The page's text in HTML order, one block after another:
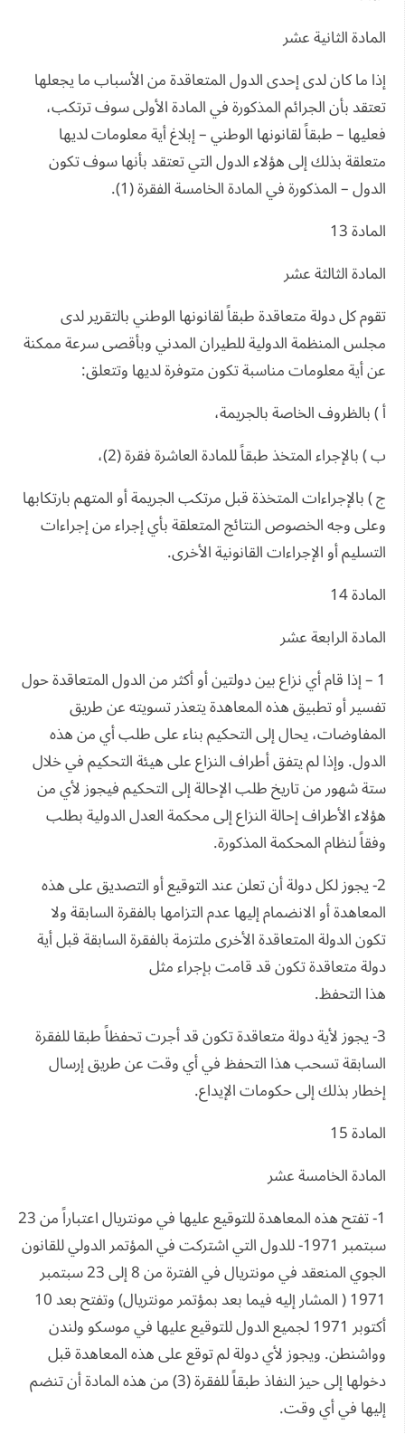
المادة الثانية عشر
إذا ما كان لدى إحدى الدول المتعاقدة من الأسباب ما يجعلها
تعتقد بأن الجرائم المذكورة في المادة الأولى سوف ترتكب،
فعليها – طبقاً لقانونها الوطني – إبلاغ أية معلومات لديها
متعلقة بذلك إلى هؤلاء الدول التي تعتقد بأنها سوف تكون
الدول – المذكورة في المادة الخامسة الفقرة (1).
المادة 13
المادة الثالثة عشر
تقوم كل دولة متعاقدة طبقاً لقانونها الوطني بالتقرير لدى
مجلس المنظمة الدولية للطيران المدني وبأقصى سرعة ممكنة
عن أية معلومات مناسبة تكون متوفرة لديها وتتعلق:
أ ) بالظروف الخاصة بالجريمة،
ب ) بالإجراء المتخذ طبقاً للمادة العاشرة فقرة (2)،
ج ) بالإجراءات المتخذة قبل مرتكب الجريمة أو المتهم بارتكابها
وعلى وجه الخصوص النتائج المتعلقة بأي إجراء من إجراءات
التسليم أو الإجراءات القانونية الأخرى.
المادة 14
المادة الرابعة عشر
1 – إذا قام أي نزاع بين دولتين أو أكثر من الدول المتعاقدة حول
تفسير أو تطبيق هذه المعاهدة يتعذر تسويته عن طريق
المفاوضات، يحال إلى التحكيم بناء على طلب أي من هذه
الدول. وإذا لم يتفق أطراف النزاع على هيئة التحكيم في خلال
ستة شهور من تاريخ طلب الإحالة إلى التحكيم فيجوز لأي من
هؤلاء الأطراف إحالة النزاع إلى محكمة العدل الدولية بطلب
وفقاً لنظام المحكمة المذكورة.
2- يجوز لكل دولة أن تعلن عند التوقيع أو التصديق على هذه
المعاهدة أو الانضمام إليها عدم التزامها بالفقرة السابقة ولا
تكون الدولة المتعاقدة الأخرى ملتزمة بالفقرة السابقة قبل أية
دولة متعاقدة تكون قد قامت بإجراء مثل
هذا التحفظ.
3- يجوز لأية دولة متعاقدة تكون قد أجرت تحفظاً طبقا للفقرة
السابقة تسحب هذا التحفظ في أي وقت عن طريق إرسال
إخطار بذلك إلى حكومات الإيداع.
المادة 15
المادة الخامسة عشر
1- تفتح هذه المعاهدة للتوقيع عليها في مونتريال اعتباراً من 23
سبتمبر 1971- للدول التي اشتركت في المؤتمر الدولي للقانون
الجوي المنعقد في مونتريال في الفترة من 8 إلى 23 سبتمبر
1971 ( المشار إليه فيما بعد بمؤتمر مونتريال) وتفتح بعد 10
أكتوبر 1971 لجميع الدول للتوقيع عليها في موسكو ولندن
وواشنطن. ويجوز لأي دولة لم توقع على هذه المعاهدة قبل
دخولها إلى حيز النفاذ طبقاً للفقرة (3) من هذه المادة أن تنضم
إليها في أي وقت.